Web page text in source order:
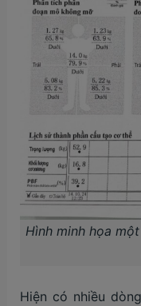
Hình minh họa
Hiện có nhiều